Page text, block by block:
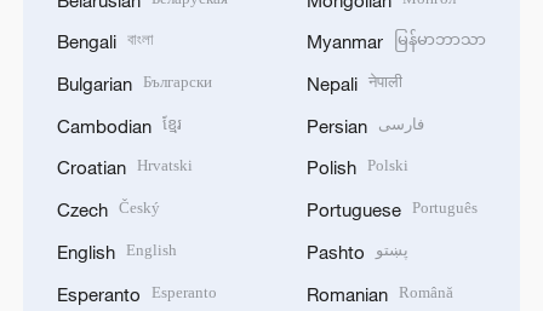
Bengali বাংলা
Bulgarian Български
Cambodian ខ្មែរ
Croatian Hrvatski
Czech Český
English English
Esperanto Esperanto
Myanmar မြန်မာဘာသာ
Nepali नेपाली
Persian فارسی
Polish Polski
Portuguese Português
Pashto پښتو
Romanian Română